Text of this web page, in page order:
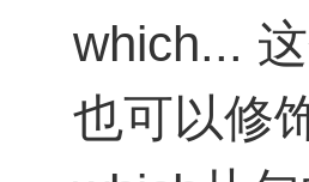
which...
也可以修